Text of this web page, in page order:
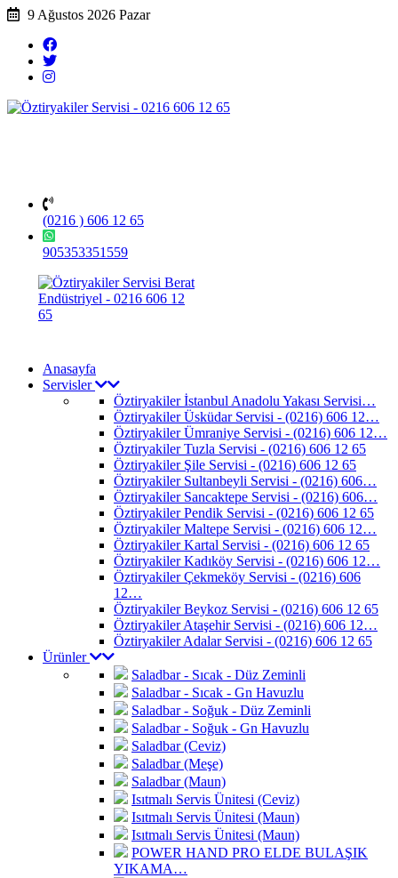
9 Ağustos 2026 Pazar
(0216 ) 606 12 65
905353351559
Anasayfa
Servisler
Öztiryakiler İstanbul Anadolu Yakası Servisi…
Öztiryakiler Üsküdar Servisi - (0216) 606 12…
Öztiryakiler Ümraniye Servisi - (0216) 606 12…
Öztiryakiler Tuzla Servisi - (0216) 606 12 65
Öztiryakiler Şile Servisi - (0216) 606 12 65
Öztiryakiler Sultanbeyli Servisi - (0216) 606…
Öztiryakiler Sancaktepe Servisi - (0216) 606…
Öztiryakiler Pendik Servisi - (0216) 606 12 65
Öztiryakiler Maltepe Servisi - (0216) 606 12…
Öztiryakiler Kartal Servisi - (0216) 606 12 65
Öztiryakiler Kadıköy Servisi - (0216) 606 12…
Öztiryakiler Çekmeköy Servisi - (0216) 606
12…
Öztiryakiler Beykoz Servisi - (0216) 606 12 65
Öztiryakiler Ataşehir Servisi - (0216) 606 12…
Öztiryakiler Adalar Servisi - (0216) 606 12 65
Ürünler
Saladbar - Sıcak - Düz Zeminli
Saladbar - Sıcak - Gn Havuzlu
Saladbar - Soğuk - Düz Zeminli
Saladbar - Soğuk - Gn Havuzlu
Saladbar (Ceviz)
Saladbar (Meşe)
Saladbar (Maun)
Isıtmalı Servis Ünitesi (Ceviz)
Isıtmalı Servis Ünitesi (Maun)
Isıtmalı Servis Ünitesi (Maun)
POWER HAND PRO ELDE BULAŞIK
YIKAMA…